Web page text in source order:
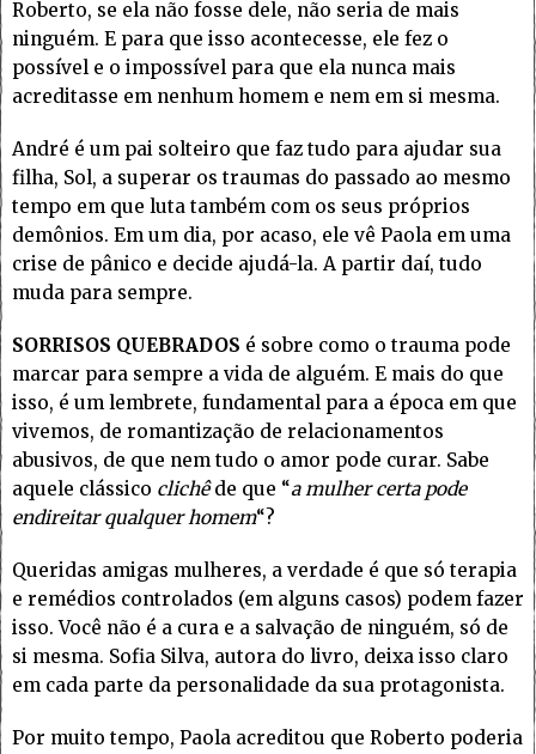
Roberto, se ela não fosse dele, não seria de mais
ninguém. E para que isso acontecesse, ele fez o
possível e o impossível para que ela nunca mais
acreditasse em nenhum homem e nem em si mesma.
André é um pai solteiro que faz tudo para ajudar sua
filha, Sol, a superar os traumas do passado ao mesmo
tempo em que luta também com os seus próprios
demônios. Em um dia, por acaso, ele vê Paola em uma
crise de pânico e decide ajudá-la. A partir daí, tudo
muda para sempre.
SORRISOS QUEBRADOS é sobre como o trauma pode
marcar para sempre a vida de alguém. E mais do que
isso, é um lembrete, fundamental para a época em que
vivemos, de romantização de relacionamentos
abusivos, de que nem tudo o amor pode curar. Sabe
aquele clássico clichêde que “a mulher certa pode
endireitar qualquer homem“?
Queridas amigas mulheres, a verdade é que só terapia
e remédios controlados (em alguns casos) podem fazer
isso. Você não é a cura e a salvação de ninguém, só de
si mesma. Sofia Silva, autora do livro, deixa isso claro
em cada parte da personalidade da sua protagonista.
Por muito tempo, Paola acreditou que Roberto poderia